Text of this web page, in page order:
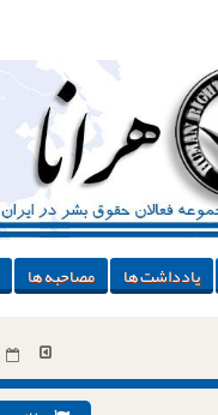
یادداشت ها مصاحبه ها